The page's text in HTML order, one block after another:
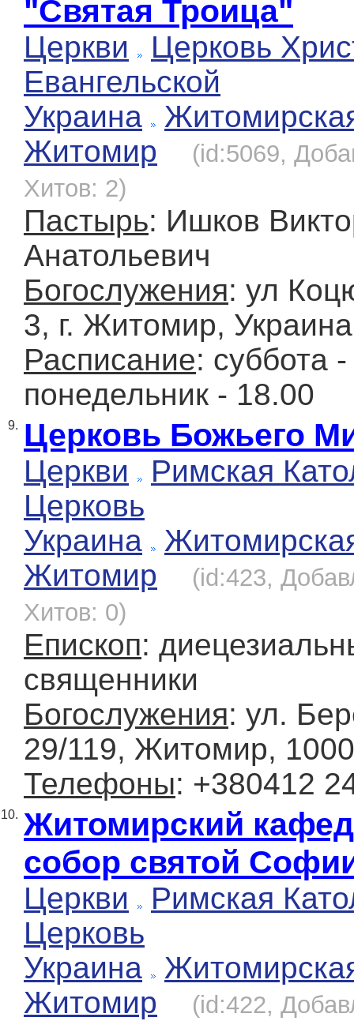
"Святая Троица"
Церкви
Церковь
Евангельской
Украина
Житомир
(id:5069,
Хитов: 2)
Пастырь: Ишков
Анатольевич
Богослужения: ул
3, г. Житомир, Украина
Расписание: суббота
понедельник - 18.00
9. Церковь Божьего
Церкви
Римская
Церковь
Украина
Житомир
(id:423,
Хитов: 0)
Епископ:
священники
Богослужения: ул.
29/119, Житомир,
Телефоны: +380412
10. Житомирский
собор святой
Церкви
Римская
Церковь
Украина
Житомир
(id:422,